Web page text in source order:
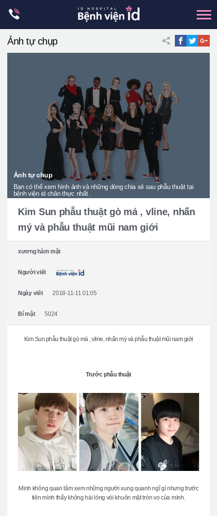
Trung tâm petit
Thẩm mỹ boby
Thẩm mỹ nam giới
Let Me In
Giới thiệu bệnh viện
Phẫu thuật an toàn
Real Selfie Review
Ảnh tự chụp
Ảnh tự chụp
Bạn có thể xem hình ảnh và những dòng chia sẻ sau phẫu thuật tại
bệnh viện id chân thực nhất .
Kim Sun phẫu thuật gò má , vline, nhấn
mý và phẫu thuật mũi nam giới
xương hàm mặt
Người viết
Ngày viết 2018-11-11 01:05
Bí mật 5024
Kim Sun phẫu thuật gò má , vline, nhấn mý và phẫu thuật mũi nam giới
Trước phẫu thuật
Mình không quan tâm xem những người xung quanh ngĩ gì nhưng trước
tiên mình thấy không hài lòng vói khuôn mặt tròn vo của mình.